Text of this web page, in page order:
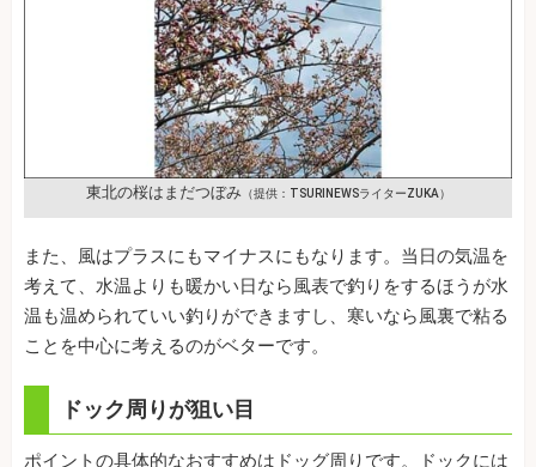
東北の桜はまだつぼみ（提供：TSURINEWSライターZUKA）
また、風はプラスにもマイナスにもなります。当日の気温を
考えて、水温よりも暖かい日なら風表で釣りをするほうが水
温も温められていい釣りができますし、寒いなら風裏で粘る
ことを中心に考えるのがベターです。
ドック周りが狙い目
ポイントの具体的なおすすめはドッグ周りです。ドックには